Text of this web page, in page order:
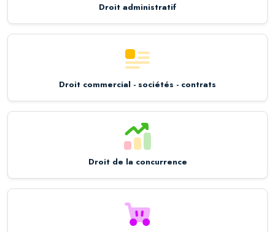
Droit administratif
Droit commercial - sociétés - contrats
Droit de la concurrence